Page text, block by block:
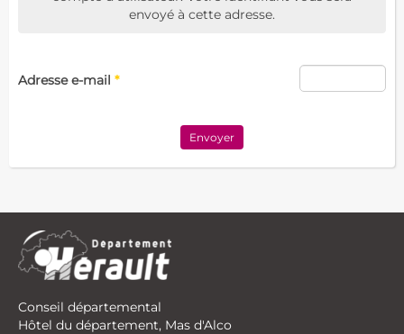
envoyé à cette adresse.
Adresse e-mail *
Envoyer
Conseil départemental
Hôtel du département, Mas d'Alco